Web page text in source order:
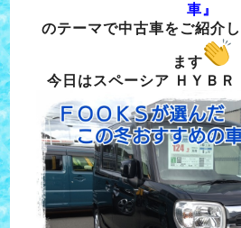
車』
のテーマで中古車をご紹介
ます
今日はスペーシア ＨＹＢＲ